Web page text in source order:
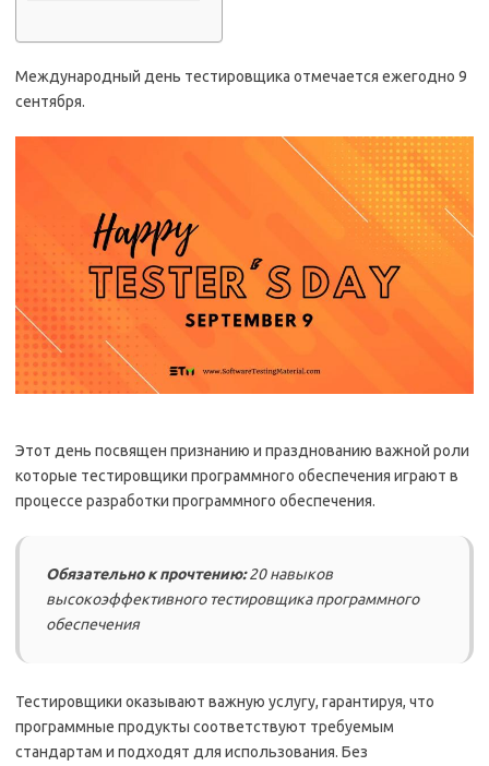
Международный день тестировщика отмечается ежегодно 9
сентября.
Этот день посвящен признанию и празднованию важной роли
которые тестировщики программного обеспечения играют в
процессе разработки программного обеспечения.
Обязательно к прочтению:20 навыков
высокоэффективного тестировщика программного
обеспечения
Тестировщики оказывают важную услугу, гарантируя, что
программные продукты соответствуют требуемым
стандартам и подходят для использования. Без